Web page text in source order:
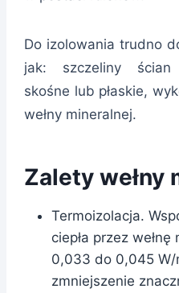
Do izolowania trudno
jak: szczeliny ścian
skośne lub płaskie,
wełny mineralnej.
Zalety wełny
Termoizolacja.
ciepła przez
0,033 do 0,045 W/
zmniejszenie